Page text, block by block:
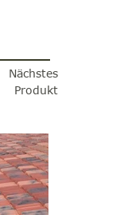
Nächstes
Produkt